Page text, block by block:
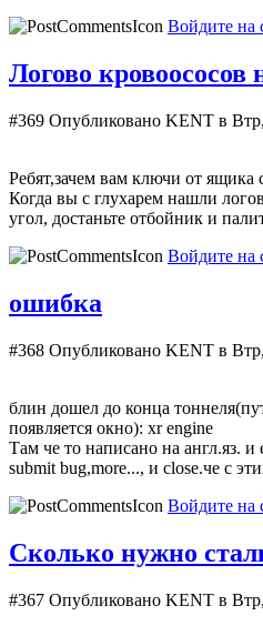
Войдите на
Логово
#369 Опубликовано KENT в
Ребят,зачем вам ключи от ящика
Когда вы с глухарем нашли
угол, достаньте отбойник и
Войдите на
ошибка
#368 Опубликовано KENT в
блин дошел до конца
появляется окно): xr engine
Там че то написано на англ.яз. и
submit bug,more..., и close.че с
Войдите на
Сколько нужно
#367 Опубликовано KENT в